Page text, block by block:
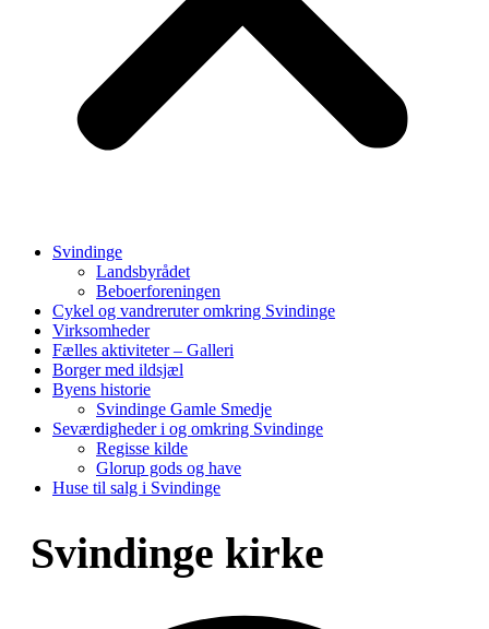
Svindinge
Landsbyrådet
Beboerforeningen
Cykel og vandreruter omkring Svindinge
Virksomheder
Fælles aktiviteter – Galleri
Borger med ildsjæl
Byens historie
Svindinge Gamle Smedje
Seværdigheder i og omkring Svindinge
Regisse kilde
Glorup gods og have
Huse til salg i Svindinge
Svindinge kirke